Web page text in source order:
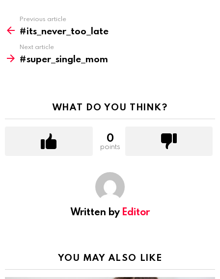
Previous article
#its_never_too_late
Next article
#super_single_mom
WHAT DO YOU THINK?
0
points
Written by Editor
YOU MAY ALSO LIKE